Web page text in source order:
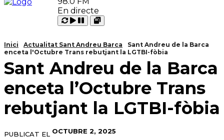
En directe
Carregant
Reproduir
Pausar
Open
Inici Actualitat Sant Andreu Barca
Sant Andreu de la Barca
enceta l'Octubre Trans rebutjant la LGTBI-fòbia
Sant Andreu de la Barca
enceta l’Octubre Trans
rebutjant la LGTBI-fòbia
PUBLICAT EL OCTUBRE 2, 2025